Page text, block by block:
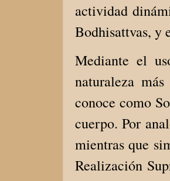
actividad
Bodhisattvas, y
Mediante el
naturaleza
conoce como
cuerpo. Por
mientras que
Realización